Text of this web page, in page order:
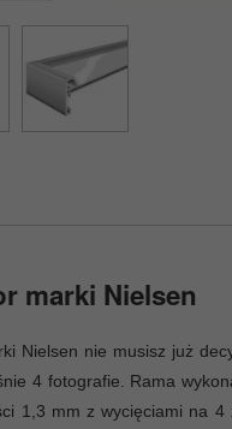
marki Nielsen
Nielsen nie musisz już
4 fotografie. Rama
1,3 mm z wycięciami na